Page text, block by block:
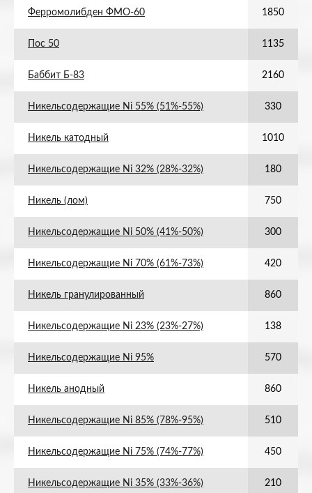
Ферромолибден ФМО-60 1850
Пос 50 1135
Баббит Б-83 2160
Никельсодержащие Ni 55% (51%-55%) 330
Никель катодный 1010
Никельсодержащие Ni 32% (28%-32%) 180
Никель (лом) 750
Никельсодержащие Ni 50% (41%-50%) 300
Никельсодержащие Ni 70% (61%-73%) 420
Никель гранулированный 860
Никельсодержащие Ni 23% (23%-27%) 138
Никельсодержащие Ni 95% 570
Никель анодный 860
Никельсодержащие Ni 85% (78%-95%) 510
Никельсодержащие Ni 75% (74%-77%) 450
Никельсодержащие Ni 35% (33%-36%) 210